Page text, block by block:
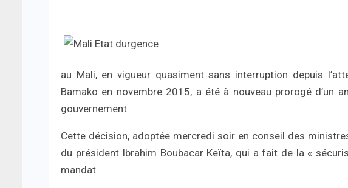
au Mali, en vigueur quasiment sans interruption depuis
Bamako en novembre 2015, a été à nouveau prorogé d’un
gouvernement.
Cette décision, adoptée mercredi soir en conseil des
du président Ibrahim Boubacar Keïta, qui a fait de la «
mandat.